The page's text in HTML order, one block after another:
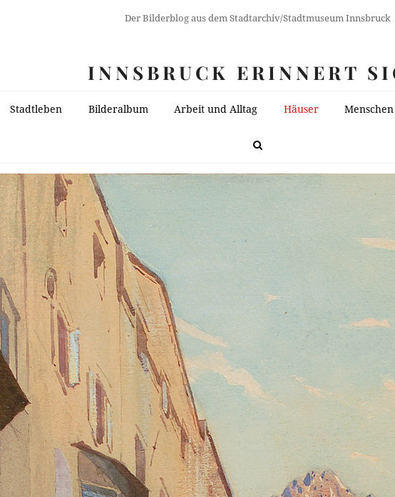
Der Bilderblog aus dem Stadtarchiv/Stadtmuseum Innsbruck
INNSBRUCK ERINNERT
Stadtleben Bilderalbum Arbeit und Alltag Häuser Menschen